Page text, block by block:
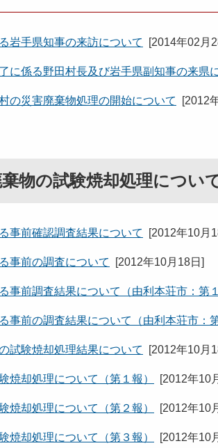
岩手県知事の来訪について [2014年02月
に係る野田村長及び岩手県副知事の来県
の災害廃棄物処理の開始について [2012
物の試験焼却処理につい
事前確認調査結果について [2012年10月
事前の調査について [2012年10月18日 ]
事前調査結果について（由利本荘市：第１
事前の調査結果について（由利本荘市：第
試験焼却処理結果について [2012年10月
焼却処理について（第１報） [2012年10
焼却処理について（第２報） [2012年10
焼却処理について（第３報） [2012年10